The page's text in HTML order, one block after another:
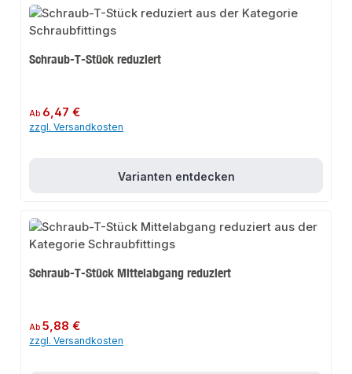
Schraub-T-Stück reduziert
Regulärer Preis:
Ab 6,47 €
zzgl. Versandkosten
Varianten entdecken
Schraub-T-Stück Mittelabgang reduziert
Regulärer Preis:
Ab5,88 €
zzgl. Versandkosten